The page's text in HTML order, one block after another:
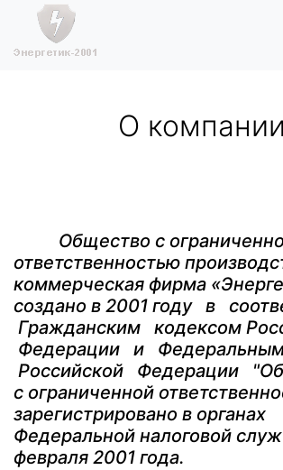
О компании
Общество с
ответственностью
коммерческая фирма
создано в 2001 году в
Гражданским кодексом
Федерации и
Российской Федерации
с ограниченной
зарегистрировано в органах
Федеральной налоговой
февраля 2001 года.